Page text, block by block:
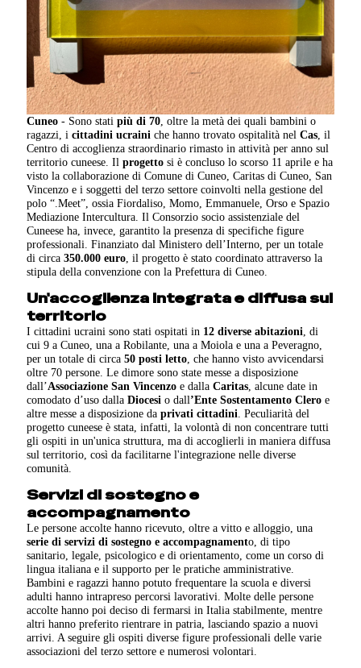
Cuneo - Sono statipiù di 70 , oltre la metà dei quali bambini o
ragazzi, icittadini ucraini che hanno trovato ospitalità nelCas , il
Centro di accoglienza straordinario rimasto in attività per anno sul
territorio cuneese. Ilprogetto si è concluso lo scorso 11 aprile e ha
visto la collaborazione di Comune di Cuneo, Caritas di Cuneo, San
Vincenzo e i soggetti del terzo settore coinvolti nella gestione del
polo “.Meet”, ossia Fiordaliso, Momo, Emmanuele, Orso e Spazio
Mediazione Intercultura. Il Consorzio socio assistenziale del
Cuneese ha, invece, garantito la presenza di specifiche figure
professionali. Finanziato dal Ministero dell’Interno, per un totale
di circa350.000 euro , il progetto è stato coordinato attraverso la
stipula della convenzione con la Prefettura di Cuneo.
Un'accoglienza integrata e diffusa sul
territorio
I cittadini ucraini sono stati ospitati in 12 diverse abitazioni , di
cui 9 a Cuneo, una a Robilante, una a Moiola e una a Peveragno,
per un totale di circa 50 posti letto , che hanno visto avvicendarsi
oltre 70 persone. Le dimore sono state messe a disposizione
dall’Associazione San Vincenzo e dallaCaritas , alcune date in
comodato d’uso dallaDiocesi o dall’Ente Sostentamento Clero e
altre messe a disposizione daprivati cittadini . Peculiarità del
progetto cuneese è stata, infatti, la volontà di non concentrare tutti
gli ospiti in un'unica struttura, ma di accoglierli in maniera diffusa
sul territorio, così da facilitarne l'integrazione nelle diverse
comunità.
Servizi di sostegno e
accompagnamento
Le persone accolte hanno ricevuto, oltre a vitto e alloggio, una
serie di servizi di sostegno e accompagnamento, di tipo
sanitario, legale, psicologico e di orientamento, come un corso di
lingua italiana e il supporto per le pratiche amministrative.
Bambini e ragazzi hanno potuto frequentare la scuola e diversi
adulti hanno intrapreso percorsi lavorativi. Molte delle persone
accolte hanno poi deciso di fermarsi in Italia stabilmente, mentre
altri hanno preferito rientrare in patria, lasciando spazio a nuovi
arrivi. A seguire gli ospiti diverse figure professionali delle varie
associazioni del terzo settore e numerosi volontari.